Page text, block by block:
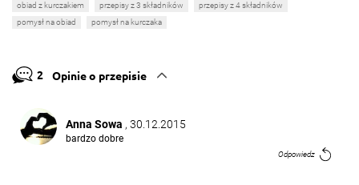
obiad z kurczakiem
przepisy z 3 składników
przepisy z 4 składników
pomysł na obiad
pomysł na kurczaka
2 Opinie o przepisie
Anna Sowa , 30.12.2015
bardzo dobre
Odpowiedz